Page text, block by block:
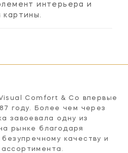
интерьера и
Comfort & Co впервые
году. Более чем через
завоевала одну из
рынке благодаря
качеству и